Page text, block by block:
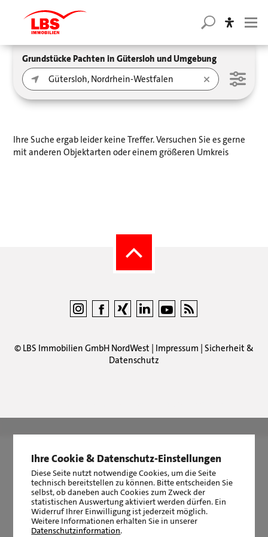
Grundstücke Pachten in Gütersloh und Umgebung
Ihre Suche ergab leider keine Treffer. Versuchen Sie es gerne
mit anderen Objektarten oder einem größeren Umkreis
© LBS Immobilien GmbH NordWest | Impressum | Sicherheit &
Datenschutz
|2510Bewertungen auf ProvenExpert.com
Ihre Cookie & Datenschutz-Einstellungen
Diese Seite nutzt notwendige Cookies, um die Seite
technisch bereitstellen zu können. Bitte entscheiden Sie
selbst, ob daneben auch Cookies zum Zweck der
statistischen Auswertung aktiviert werden dürfen. Ein
Widerruf Ihrer Einwilligung ist jederzeit möglich.
Weitere Informationen erhalten Sie in unserer
Datenschutzinformation.